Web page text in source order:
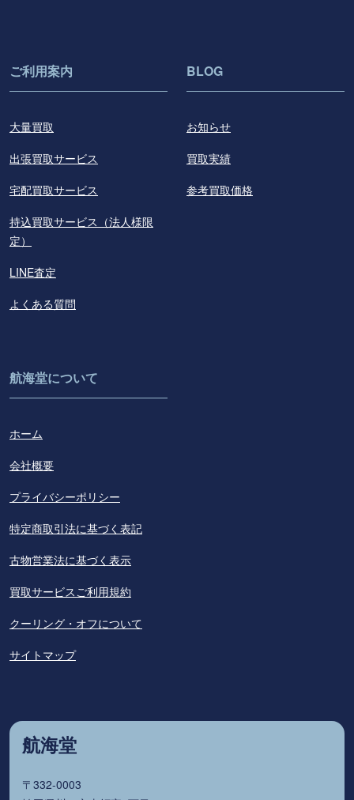
ご利用案内
大量買取
出張買取サービス
宅配買取サービス
持込買取サービス（法人様限
定）
LINE査定
よくある質問
BLOG
お知らせ
買取実績
参考買取価格
航海堂について
ホーム
会社概要
プライバシーポリシー
特定商取引法に基づく表記
古物営業法に基づく表示
買取サービスご利用規約
クーリング・オフについて
サイトマップ
航海堂
〒332-0003